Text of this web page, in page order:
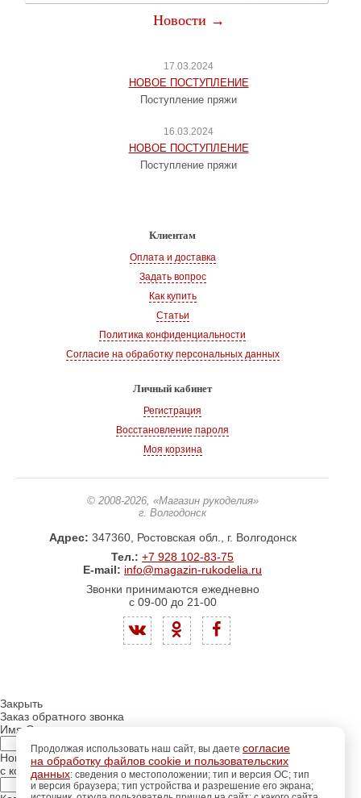
Новости →
17.03.2024
НОВОЕ ПОСТУПЛЕНИЕ
Поступление пряжи
16.03.2024
НОВОЕ ПОСТУПЛЕНИЕ
Поступление пряжи
Клиентам
Оплата и доставка
Задать вопрос
Как купить
Статьи
Политика конфиденциальности
Согласие на обработку персональных данных
Личный кабинет
Регистрация
Восстановление пароля
Моя корзина
© 2008-2026, «Магазин рукоделия»
г. Волгодонск
Адрес: 347360, Ростовская обл., г. Волгодонск
Тел.: +7 928 102-83-75
E-mail: info@magazin-rukodelia.ru
Звонки принимаются ежедневно
с 09-00 до 21-00
Продолжая использовать наш сайт, вы даете согласие
на обработку файлов cookie и пользовательских
данных: сведения о местоположении; тип и версия ОС; тип
и версия браузера; тип устройства и разрешение его экрана;
Закрыть
Заказ обратного звонка
Имя Отчество:
Номер телефона:
с кодом города